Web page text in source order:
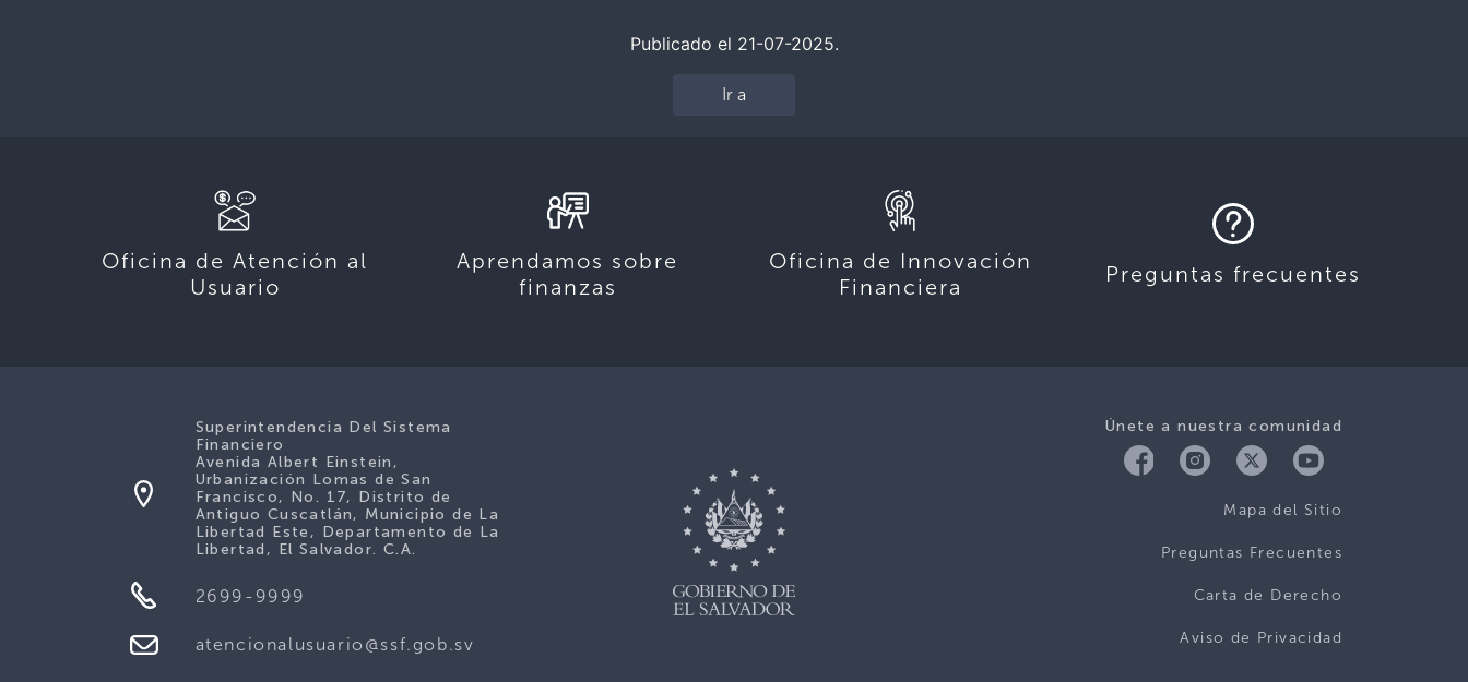
Publicado el 21-07-2025.
Ir a
Oficina de Atención al
Usuario
Aprendamos sobre
finanzas
Oficina de Innovación
Financiera
Preguntas frecuentes
Únete a nuestra comunidad
Mapa del Sitio
Preguntas Frecuentes
Carta de Derecho
Aviso de Privacidad
Superintendencia Del Sistema
Financiero
Avenida Albert Einstein,
Urbanización Lomas de San
Francisco, No. 17, Distrito de
Antiguo Cuscatlán, Municipio de La
Libertad Este, Departamento de La
Libertad, El Salvador. C.A.
2699-9999
atencionalusuario@ssf.gob.sv